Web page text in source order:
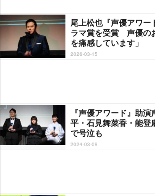
尾上松也『声優アワー
ラマ賞を受賞 声優の
を痛感しています」
2026-03-15
『声優アワード』助
平・石見舞菜香・能
で号泣も
2024-03-09